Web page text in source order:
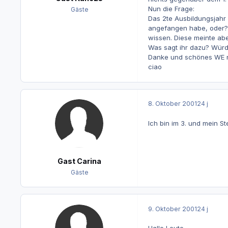
Gäste
Nun die Frage:
Das 2te
angefangen habe,
wissen. Diese meinte
Was sagt ihr dazu?
Danke und schönes WE
ciao
Gast Carina
Gäste
8. Oktober 200124 j
Ich bin im 3. und mein
9. Oktober 200124 j